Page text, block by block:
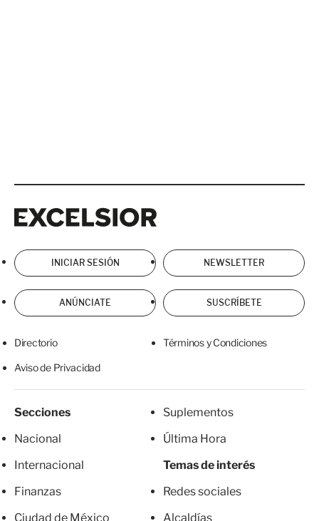
INICIAR SESIÓN NEWSLETTER
ANÚNCIATE SUSCRÍBETE
Directorio Términos y Condiciones
Aviso de Privacidad
Secciones
Nacional
Internacional
Finanzas
Ciudad de México
Suplementos
Última Hora
Temas de interés
Redes sociales
Alcaldías